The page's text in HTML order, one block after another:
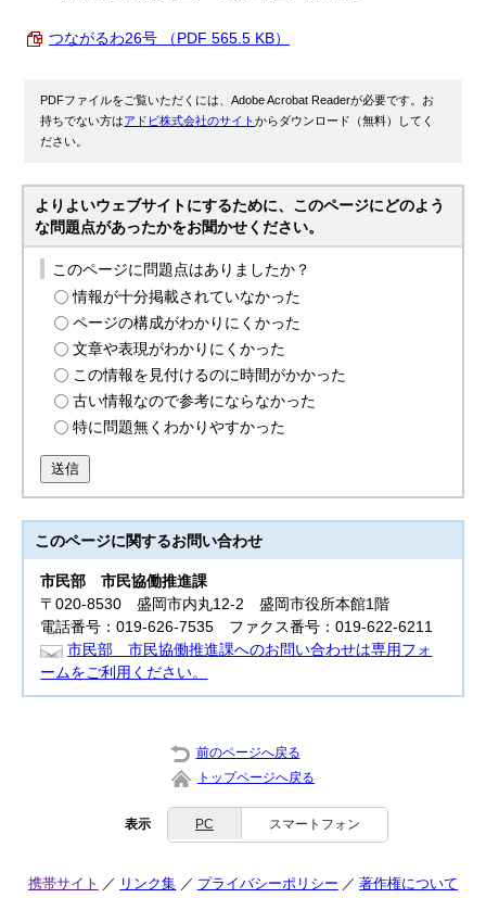
つながるわ26号 （PDF 565.5 KB）
PDFファイルをご覧いただくには、Adobe Acrobat Readerが必要です。お
持ちでない方はアドビ株式会社のサイトからダウンロード（無料）してく
ださい。
よりよいウェブサイトにするために、このページにどのよう
な問題点があったかをお聞かせください。
このページに問題点はありましたか？
情報が十分掲載されていなかった
ページの構成がわかりにくかった
文章や表現がわかりにくかった
この情報を見付けるのに時間がかかった
古い情報なので参考にならなかった
特に問題無くわかりやすかった
送信
このページに関するお問い合わせ
市民部市民協働推進課
〒020-8530 盛岡市内丸12-2 盛岡市役所本館1階
電話番号：019-626-7535 ファクス番号：019-622-6211
市民部 市民協働推進課へのお問い合わせは専用フォ
ームをご利用ください。
前のページへ戻る
トップページへ戻る
表示 PC スマートフォン
携帯サイト リンク集 プライバシーポリシー 著作権について